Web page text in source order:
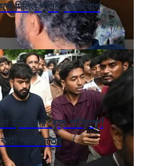
দিল্লি পুলিশ, অভিযোগ
হলে ফের 'বৃহৎ শান্তিপূর্ণ
অভিজিতের